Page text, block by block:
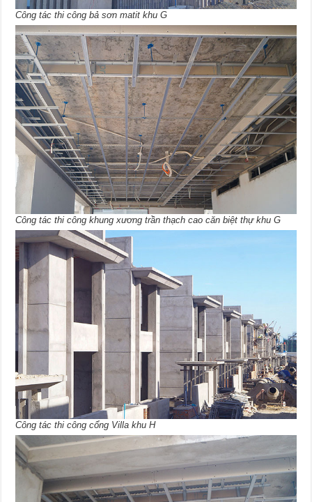
Công tác thi công bả sơn matit khu G
Công tác thi công khung xương trần thạch cao căn biệt thự khu G
Công tác thi công cổng Villa khu H